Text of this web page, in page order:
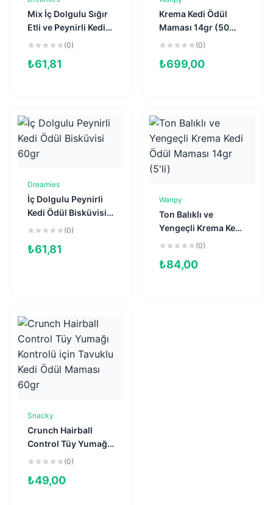
Sepete Ekle
Mix İç Dolgulu Sığır
Etli ve Peynirli Kedi
Ödül Bisküvisi 60gr
(0)
₺61,81
Krema Kedi Ödül
Maması 14gr (50
Adet) (Karışık
(0)
₺699,00
Sepete Ekle
Dreamies
İç Dolgulu Peynirli
Kedi Ödül Bisküvisi
60gr
(0)
₺61,81
Wanpy
Ton Balıklı ve
Yengeçli Krema Kedi
Ödül Maması 14gr
(0)
₺84,00
Sepete Ekle
Snacky
Crunch Hairball
Control Tüy Yumağı
Kontrolü için
Maması 60gr
(0)
₺49,00